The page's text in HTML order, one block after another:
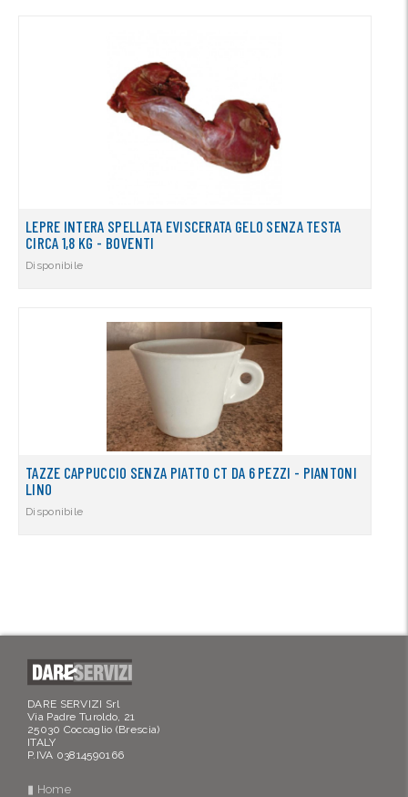
LEPRE INTERA SPELLATA EVISCERATA GELO SENZA TESTA
CIRCA 1,8 KG - BOVENTI
Disponibile
TAZZE CAPPUCCIO SENZA PIATTO CT DA 6 PEZZI - PIANTONI
LINO
Disponibile
DARE SERVIZI Srl
Via Padre Turoldo, 21
25030 Coccaglio (Brescia)
ITALY
P.IVA 03814590166
▮ Home